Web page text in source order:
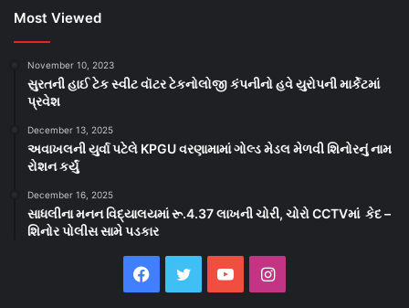
Most Viewed
November 10, 2023
સુરતની હાઈ ટેક સ્વીટ વૉટર ટેકનોલોજી કંપનીનો હવે યુરોપની માર્કેટમાં
પ્રવેશ
December 13, 2025
અવાખલની યુર્વા પટેલે KPGU વરણામામાં ગોલ્ડ મેડલ મેળવી શિનોરનું નામ
રોશન કર્યું
December 16, 2025
સાધલીના મનન વિદ્યાલયમાં રૂ.4.37 લાખની ચોરી, ચોરો CCTVમાં કેદ –
શિનોર પોલીસ સામે પડકાર
Facebook
Twitter YouTubeInstagram